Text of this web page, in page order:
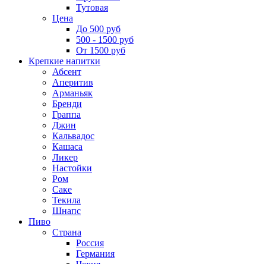
Тутовая
Цена
До 500 руб
500 - 1500 руб
От 1500 руб
Крепкие напитки
Абсент
Аперитив
Арманьяк
Бренди
Граппа
Джин
Кальвадос
Кашаса
Ликер
Настойки
Ром
Саке
Текила
Шнапс
Пиво
Страна
Россия
Германия